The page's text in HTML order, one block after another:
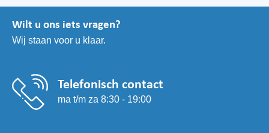
Wilt u ons iets vragen?
Wij staan voor u klaar.
Telefonisch contact
ma t/m za 8:30 - 19:00